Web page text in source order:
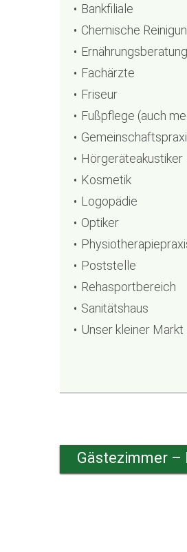
Bankfiliale
Chemische
Ernährungsberatung
Fachärzte
Friseur
Fußpflege (auch
Hörgeräteakustiker
Kosmetik
Logopädie
Optiker
Poststelle
Rehasportbereich
Sanitätshaus
Unser kleiner Markt
Gästezimmer –